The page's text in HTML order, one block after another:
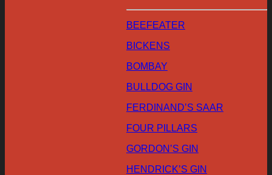
BEEFEATER
BICKENS
BOMBAY
BULLDOG GIN
FERDINAND’S SAAR
FOUR PILLARS
GORDON’S GIN
HENDRICK’S GIN